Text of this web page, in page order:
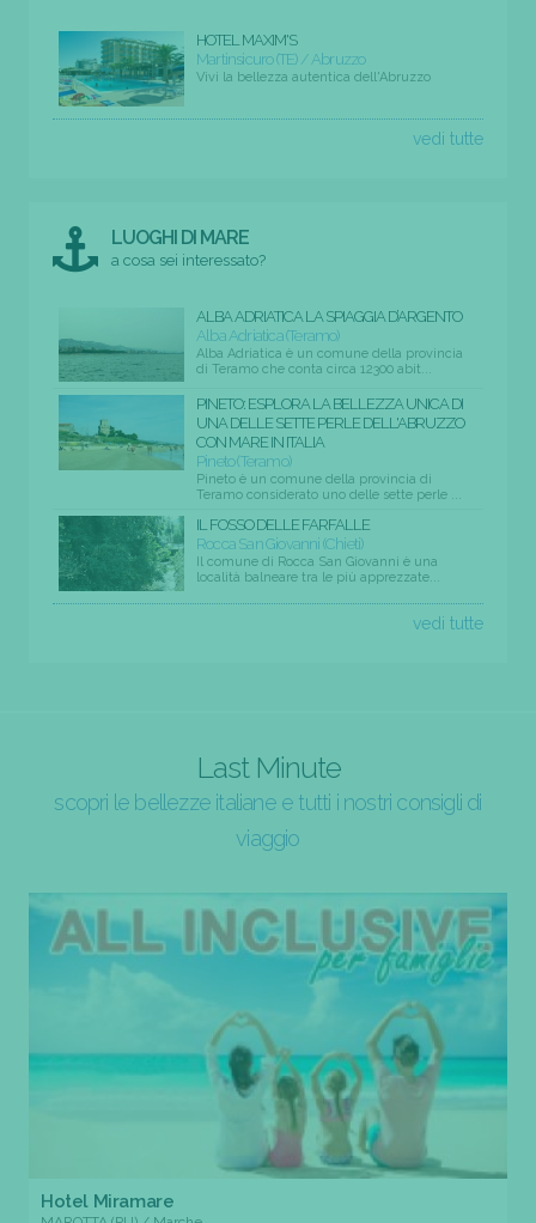
HOTEL MAXIM'S
Martinsicuro (TE) / Abruzzo
Vivi la bellezza autentica dell'Abruzzo
vedi tutte
LUOGHI DI MARE
a cosa sei interessato?
ALBA ADRIATICA LA SPIAGGIA D’ARGENTO
Alba Adriatica (Teramo)
Alba Adriatica è un comune della provincia
di Teramo che conta circa 12300 abit...
PINETO: ESPLORA LA BELLEZZA UNICA DI
UNA DELLE SETTE PERLE DELL'ABRUZZO
CON MARE IN ITALIA
Pineto (Teramo)
Pineto è un comune della provincia di
Teramo considerato uno delle sette perle ...
IL FOSSO DELLE FARFALLE
Rocca San Giovanni (Chieti)
Il comune di Rocca San Giovanni è una
località balneare tra le più apprezzate...
vedi tutte
Last Minute
scopri le bellezze italiane e tutti i nostri consigli di
viaggio
Hotel Miramare